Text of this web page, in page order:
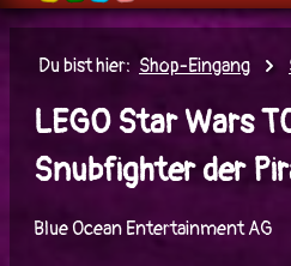
Du bist hier: Shop-Eingang
LEGO Star Wars
Snubfighter der
Blue Ocean Entertainment AG